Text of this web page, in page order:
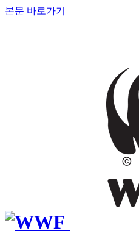
본문 바로가기